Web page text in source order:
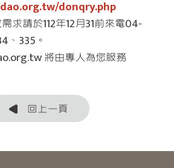
donqry.php
求請於112年12月31前來電04-
、335。
將由專人為您服務
回上一頁